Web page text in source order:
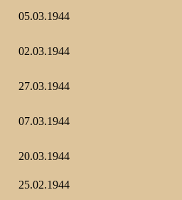
05.03.1944
02.03.1944
27.03.1944
07.03.1944
20.03.1944
25.02.1944